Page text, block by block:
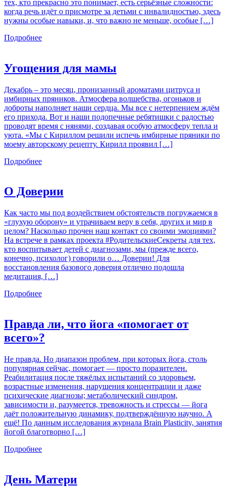
тех, кто прекрасно это понимает, есть серьёзные сложности:
когда речь идёт о присмотре за детьми с инвалидностью, здесь
нужны особые навыки, и, что важно не меньше, особые […]
Подробнее
Угощения для мамы
Декабрь – это месяц, пронизанный ароматами цитруса и
имбирных пряников. Атмосфера волшебства, огоньков и
доброты наполняет наши сердца. Мы все с нетерпением ждём
его прихода. Вот и наши подопечные ребятишки с радостью
проводят время с нянями, создавая особую атмосферу тепла и
уюта. «Мы с Кириллом решили испечь имбирные пряники по
моему авторскому рецепту. Кирилл проявил […]
Подробнее
О Доверии
Как часто мы под воздействием обстоятельств погружаемся в
«глухую оборону» и утрачиваем веру в себя, других и мир в
целом? Насколько прочен наш контакт со своими эмоциями?
На встрече в рамках проекта #РодительскиеСекреты для тех,
кто воспитывает детей с диагнозами, мы (прежде всего,
конечно, психолог) говорили о… Доверии! Для
восстановления базового доверия отлично подошла
медитация, […]
Подробнее
Правда ли, что йога «помогает от
всего»?
Не правда. Но диапазон проблем, при которых йога, столь
популярная сейчас, помогает — просто поразителен.
Реабилитация после тяжёлых испытаний со здоровьем,
возрастные изменения, нарушения концентрации и даже
психические диагнозы; метаболический синдром,
зависимости и, разумеется, тревожность и стрессы — йога
даёт положительную динамику, подтверждённую научно. А
ещё! По данным исследования журнала Brain Plasticity, занятия
йогой благотворно […]
Подробнее
День Матери